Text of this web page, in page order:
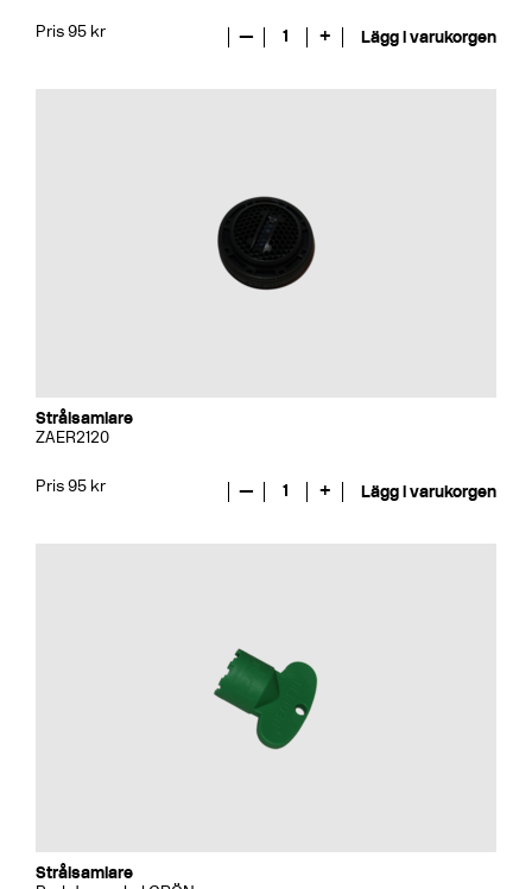
Pris 95 kr — 1 + Lägg i varukorgen
Strålsamlare
ZAER2120
Pris 95 kr — 1 + Lägg i varukorgen
Strålsamlare